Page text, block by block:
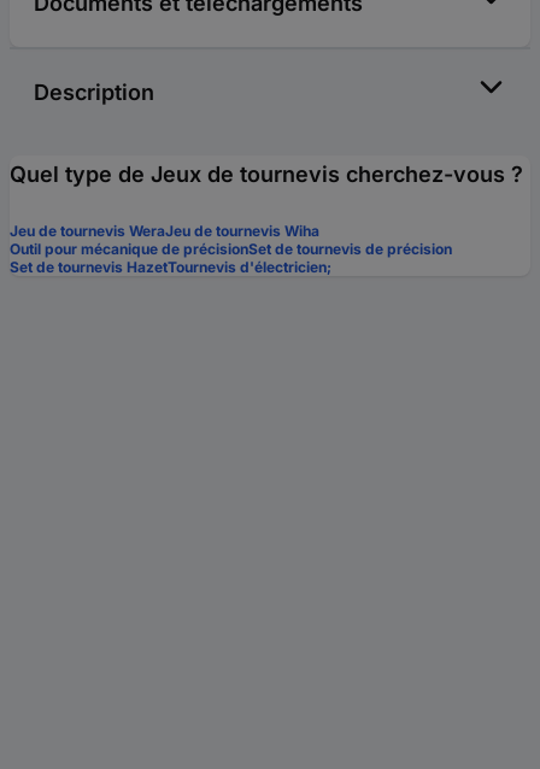
Description
Quel type de Jeux de tournevis cherchez-vous ?
Jeu de tournevis WeraJeu de tournevis Wiha
Outil pour mécanique de précisionSet de tournevis de précision
Set de tournevis HazetTournevis d'électricien;